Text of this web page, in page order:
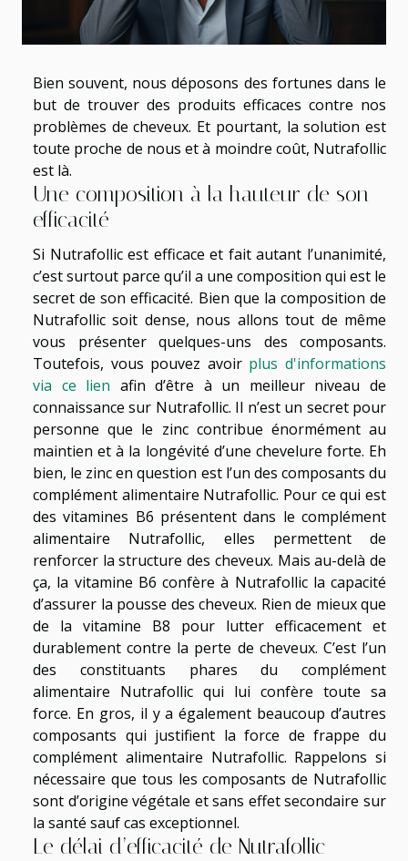
Bien souvent, nous déposons des fortunes dans le
but de trouver des produits efficaces contre nos
problèmes de cheveux. Et pourtant, la solution est
toute proche de nous et à moindre coût, Nutrafollic
est là.
Une composition à la hauteur de son
efficacité
Si Nutrafollic est efficace et fait autant l’unanimité,
c’est surtout parce qu’il a une composition qui est le
secret de son efficacité. Bien que la composition de
Nutrafollic soit dense, nous allons tout de même
vous présenter quelques-uns des composants.
Toutefois, vous pouvez avoir plus d'informations
via ce lien afin d’être à un meilleur niveau de
connaissance sur Nutrafollic. Il n’est un secret pour
personne que le zinc contribue énormément au
maintien et à la longévité d’une chevelure forte. Eh
bien, le zinc en question est l’un des composants du
complément alimentaire Nutrafollic. Pour ce qui est
des vitamines B6 présentent dans le complément
alimentaire Nutrafollic, elles permettent de
renforcer la structure des cheveux. Mais au-delà de
ça, la vitamine B6 confère à Nutrafollic la capacité
d’assurer la pousse des cheveux. Rien de mieux que
de la vitamine B8 pour lutter efficacement et
durablement contre la perte de cheveux. C’est l’un
des constituants phares du complément
alimentaire Nutrafollic qui lui confère toute sa
force. En gros, il y a également beaucoup d’autres
composants qui justifient la force de frappe du
complément alimentaire Nutrafollic. Rappelons si
nécessaire que tous les composants de Nutrafollic
sont d’origine végétale et sans effet secondaire sur
la santé sauf cas exceptionnel.
Le délai d’efficacité de Nutrafollic